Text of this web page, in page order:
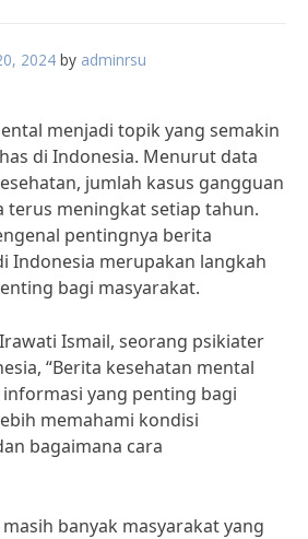
2024 by adminrsu
menjadi topik yang semakin
di Indonesia. Menurut data
jumlah kasus gangguan
terus meningkat setiap tahun.
pentingnya berita
Indonesia merupakan langkah
bagi masyarakat.
Ismail, seorang psikiater
“Berita kesehatan mental
yang penting bagi
memahami kondisi
bagaimana cara
banyak masyarakat yang